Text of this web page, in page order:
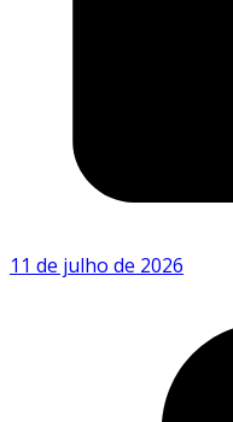
11 de julho de 2026